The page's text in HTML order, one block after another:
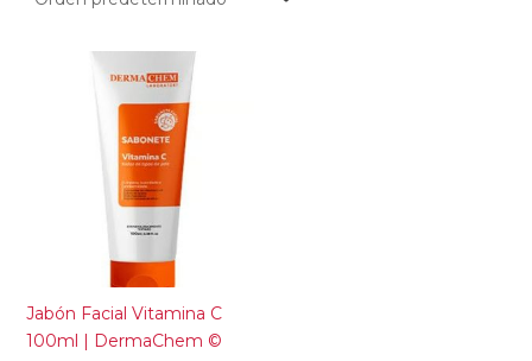
Jabón Facial Vitamina C
100ml | DermaChem ©